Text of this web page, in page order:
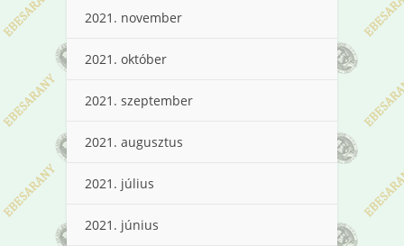
2021. november
2021. október
2021. szeptember
2021. augusztus
2021. július
2021. június